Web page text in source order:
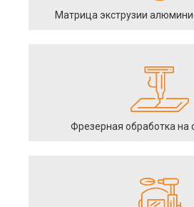
Матрица экструзии
Фрезерная обработка на